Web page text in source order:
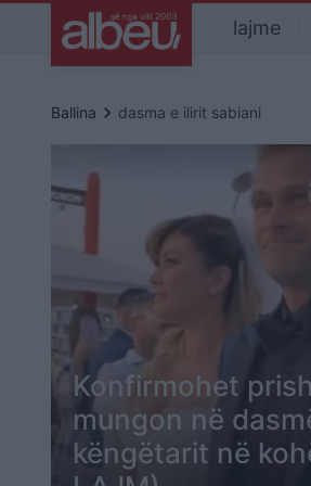
lajme
Ballina keyboard_arrow_right dasma e ilirit sabiani
Konfirmohet
mungon në
këngëtarit në